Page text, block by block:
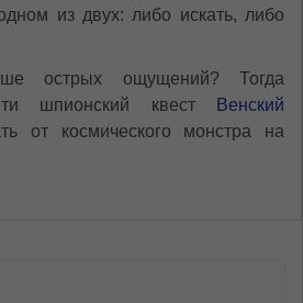
из двух: либо искать, либо
острых ощущений? Тогда
шпионский квест
Венский
от космического монстра на